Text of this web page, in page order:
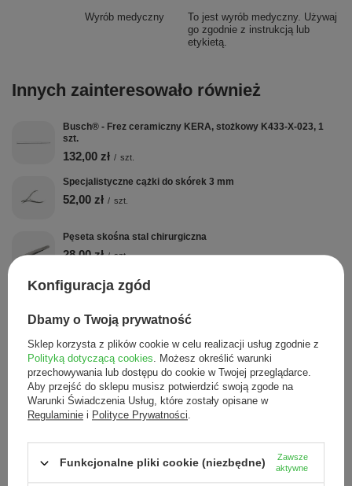
Wyrób medyczny
To jest wyrób medyczny. Używaj
go zgodnie z instrukcją lub
etykietą.
Innych zainteresowało również
Busch® - Frez ceramiczny KERA, stożkowy K433-X-023, 1
szt.
132,00 zł / szt.
Specjalistyczne cążki do skórek 3 mm
52,00 zł / szt.
Pęseta skośna stal chirurgiczna
28,00 zł / szt.
To może Cię zainteresować
1-RS-014, 1 szt
Testy klasy 4 do
sterylizacji, 250 szt.
Konfiguracja zgód
Dbamy o Twoją prywatność
Sklep korzysta z plików cookie w celu realizacji usług zgodnie z
Polityką dotyczącą cookies. Możesz określić warunki
przechowywania lub dostępu do cookie w Twojej przeglądarce.
Aby przejść do sklepu musisz potwierdzić swoją zgode na
Warunki Świadczenia Usług, które zostały opisane w
Regulaminie i Polityce Prywatności.
Funkcjonalne pliki cookie (niezbędne)
Zawsze
aktywne